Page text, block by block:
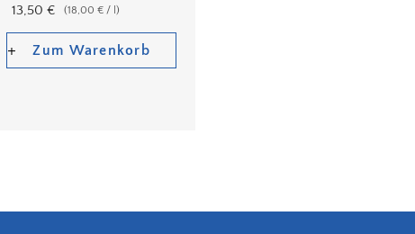
13,50 € (18,00 €/ )
Zum Warenkorb